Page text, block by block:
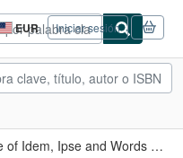
EUR
Preferencias
de
compra
del
Iniciar sesión
The Usage of Idem, Ipse and Words of Related Meaning